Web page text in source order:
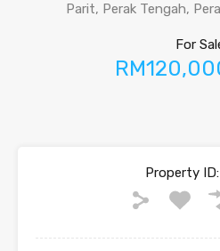
Parit, Perak Tengah,
For
Property ID: